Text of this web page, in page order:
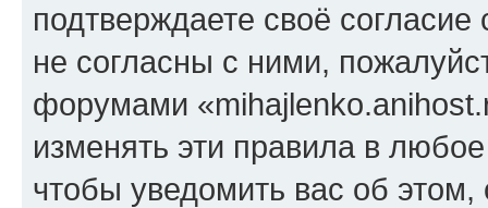
подтверждаете своё
не согласны с ними,
форумами
изменять эти правила в
чтобы уведомить вас об